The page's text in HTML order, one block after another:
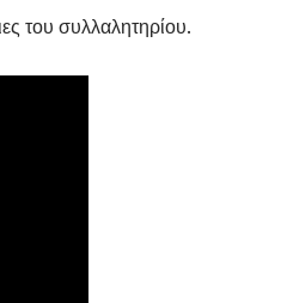
του συλλαλητηρίου.